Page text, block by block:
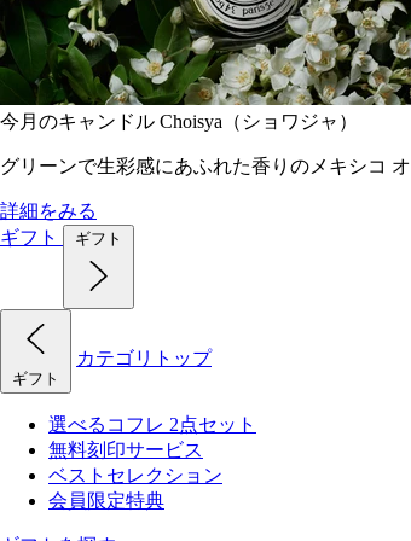
今月のキャンドル Choisya（ショワジャ）
グリーンで生彩感にあふれた香りのメキシコ
詳細をみる
ギフト
ギフト
ギフト
カテゴリトップ
選べるコフレ 2点セット
無料刻印サービス
ベストセレクション
会員限定特典